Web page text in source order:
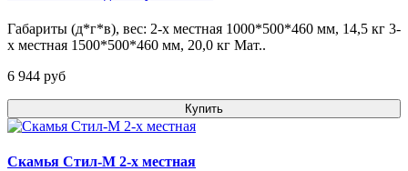
Габариты (д*г*в), вес: 2-х местная 1000*500*460 мм, 14,5 кг 3-
х местная 1500*500*460 мм, 20,0 кг Мат..
6 944 pуб
Купить
Скамья Стил-М 2-х местная